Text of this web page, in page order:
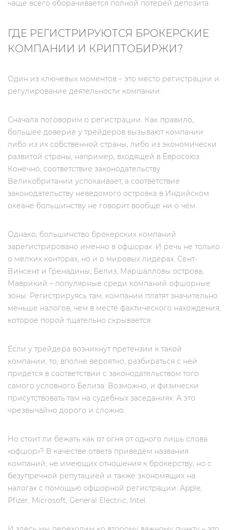
чаще всего оборачивается полной потерей депозита.
ГДЕ РЕГИСТРИРУЮТСЯ БРОКЕРСКИЕ
КОМПАНИИ И КРИПТОБИРЖИ?
Один из ключевых моментов – это место регистрации и
регулирование деятельности компании.
Сначала поговорим о регистрации. Как правило,
большее доверие у трейдеров вызывают компании
либо из их собственной страны, либо из экономически
развитой страны, например, входящей в Евросоюз.
Конечно, соответствие законодательству
Великобритании успокаивает, а соответствие
законодательству неведомого островка в Индийском
океане большинству не говорит вообще ни о чём.
Однако, большинство брокерских компаний
зарегистрировано именно в офшорах. И речь не только
о мелких конторах, но и о мировых лидерах. Сент-
Винсент и Гренадины, Белиз, Маршалловы острова,
Маврикий – популярные среди компаний офшорные
зоны. Регистрируясь там, компании платят значительно
меньше налогов, чем в месте фактического нахождения,
которое порой тщательно скрывается.
Если у трейдера возникнут претензии к такой
компании, то, вполне вероятно, разбираться с ней
придётся в соответствии с законодательством того
самого условного Белиза. Возможно, и физически
присутствовать там на судебных заседаниях. А это
чрезвычайно дорого и сложно.
Но стоит ли бежать как от огня от одного лишь слова
«офшор»? В качестве ответа приведём названия
компаний, не имеющих отношения к брокерству, но c
безупречной репутацией и также экономящих на
налогах с помощью офшорной регистрации: Apple,
Pfizer, Microsoft, General Electric, Intel.